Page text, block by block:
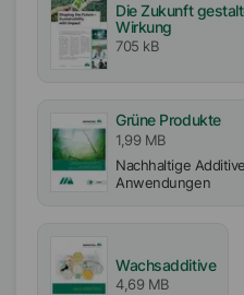
Die Zukunft
Wirkung
705 kB
Grüne Produkte
1,99 MB
Nachhaltige
Anwendungen
Wachsadditive
4,69 MB